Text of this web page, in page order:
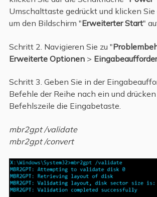
Umschalttaste gedrückt und klicken Sie
um den Bildschirm "Erweiterter Start"
Schritt 2. Navigieren Sie zu "
Erweiterte Optionen>
Schritt 3. Geben Sie in der
Befehle der Reihe nach ein und
Befehlszeile die Eingabetaste.
mbr2gpt /validate
mbr2gpt /convert